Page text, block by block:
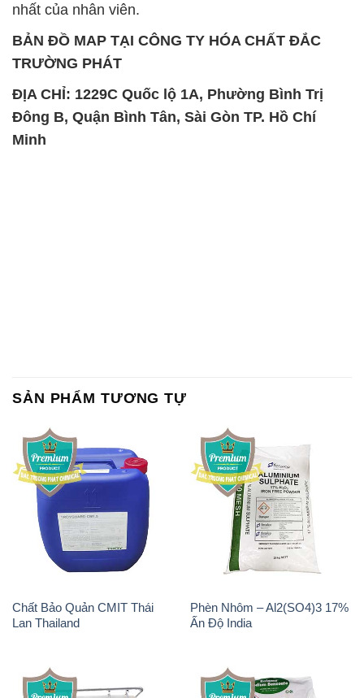
nhất của nhân viên.
BẢN ĐỒ MAP TẠI CÔNG TY HÓA CHẤT ĐẮC
TRƯỜNG PHÁT
ĐỊA CHỈ: 1229C Quốc lộ 1A, Phường Bình Trị
Đông B, Quận Bình Tân, Sài Gòn TP. Hồ Chí
Minh
SẢN PHẨM TƯƠNG TỰ
Chất Bảo Quản CMIT Thái
Lan Thailand
Phèn Nhôm – Al2(SO4)3 17%
Ấn Độ India